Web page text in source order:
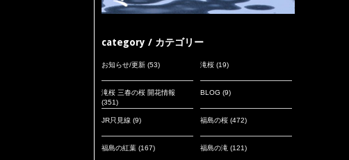
category / カテゴリー
お知らせ/更新 (53) 滝桜 (19)
滝桜 三春の桜 開花情報
(351)
BLOG (9)
JR只見線 (9) 福島の桜 (472)
福島の紅葉 (167) 福島の滝 (121)